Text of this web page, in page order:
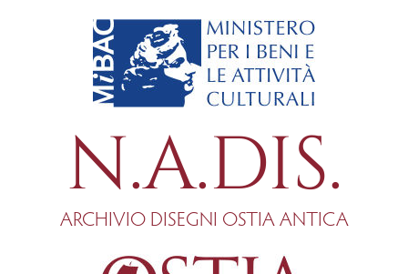
N.A.DIS.
ARCHIVIO DISEGNI OSTIA ANTICA